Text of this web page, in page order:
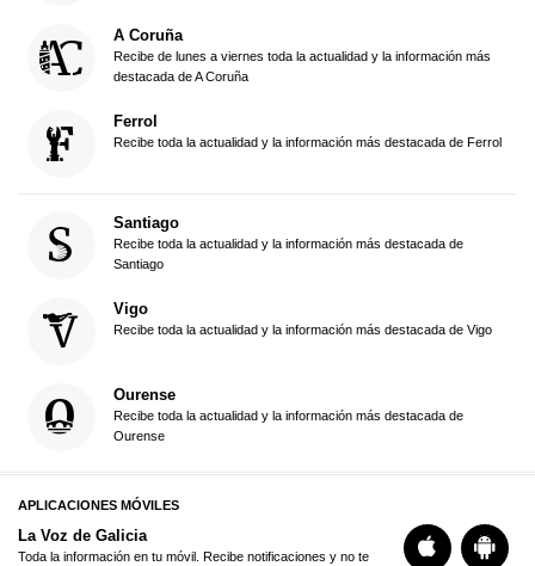
A Coruña
Recibe de lunes a viernes toda la actualidad y la información más
destacada de A Coruña
Ferrol
Recibe toda la actualidad y la información más destacada de Ferrol
Santiago
Recibe toda la actualidad y la información más destacada de
Santiago
Vigo
Recibe toda la actualidad y la información más destacada de Vigo
Ourense
Recibe toda la actualidad y la información más destacada de
Ourense
APLICACIONES MÓVILES
La Voz de Galicia
Toda la información en tu móvil. Recibe notificaciones y no te